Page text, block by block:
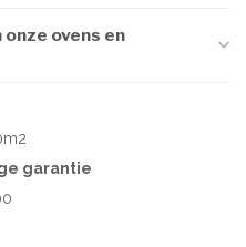
ovens en
garantie